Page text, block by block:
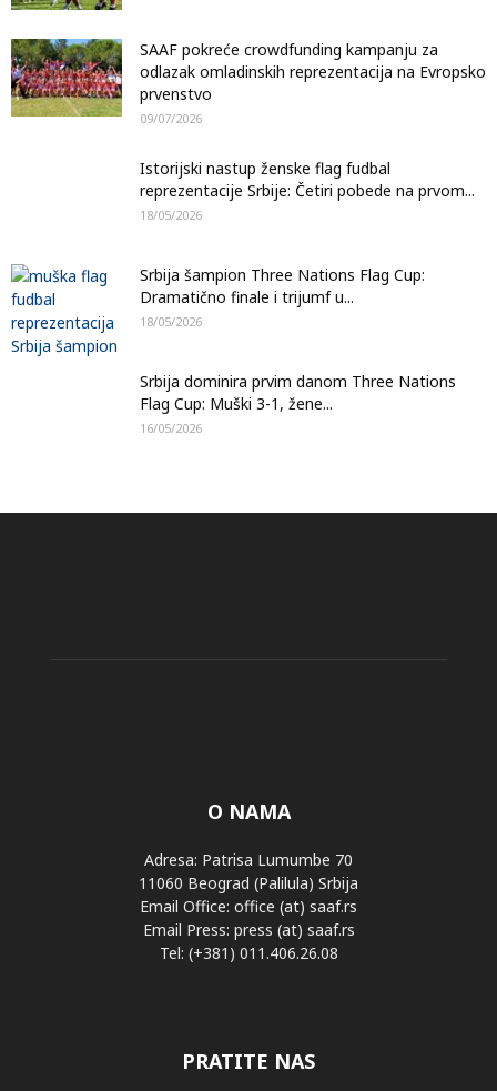
SAAF pokreće crowdfunding kampanju za
odlazak omladinskih reprezentacija na Evropsko
prvenstvo
09/07/2026
Istorijski nastup ženske flag fudbal
reprezentacije Srbije: Četiri pobede na prvom...
18/05/2026
Srbija šampion Three Nations Flag Cup:
Dramatično finale i trijumf u...
18/05/2026
Srbija dominira prvim danom Three Nations
Flag Cup: Muški 3-1, žene...
16/05/2026
O NAMA
Adresa: Patrisa Lumumbe 70
11060 Beograd (Palilula) Srbija
Email Office: office (at) saaf.rs
Email Press: press (at) saaf.rs
Tel: (+381) 011.406.26.08
PRATITE NAS